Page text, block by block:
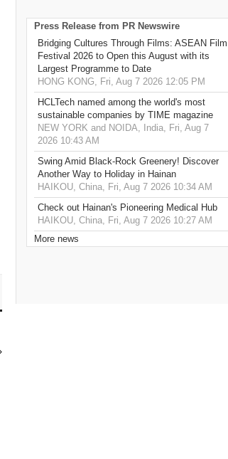
Press Release from PR Newswire
Bridging Cultures Through Films: ASEAN Film
Festival 2026 to Open this August with its
Largest Programme to Date
HONG KONG, Fri, Aug 7 2026 12:05 PM
HCLTech named among the world's most
sustainable companies by TIME magazine
NEW YORK and NOIDA, India, Fri, Aug 7
2026 10:43 AM
Swing Amid Black‑Rock Greenery! Discover
Another Way to Holiday in Hainan
HAIKOU, China, Fri, Aug 7 2026 10:34 AM
Check out Hainan's Pioneering Medical Hub
HAIKOU, China, Fri, Aug 7 2026 10:27 AM
More news